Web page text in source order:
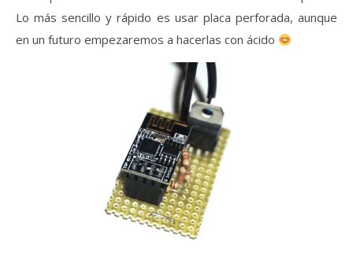
Lo más sencillo y rápido es usar placa perforada, aunque
en un futuro empezaremos a hacerlas con ácido